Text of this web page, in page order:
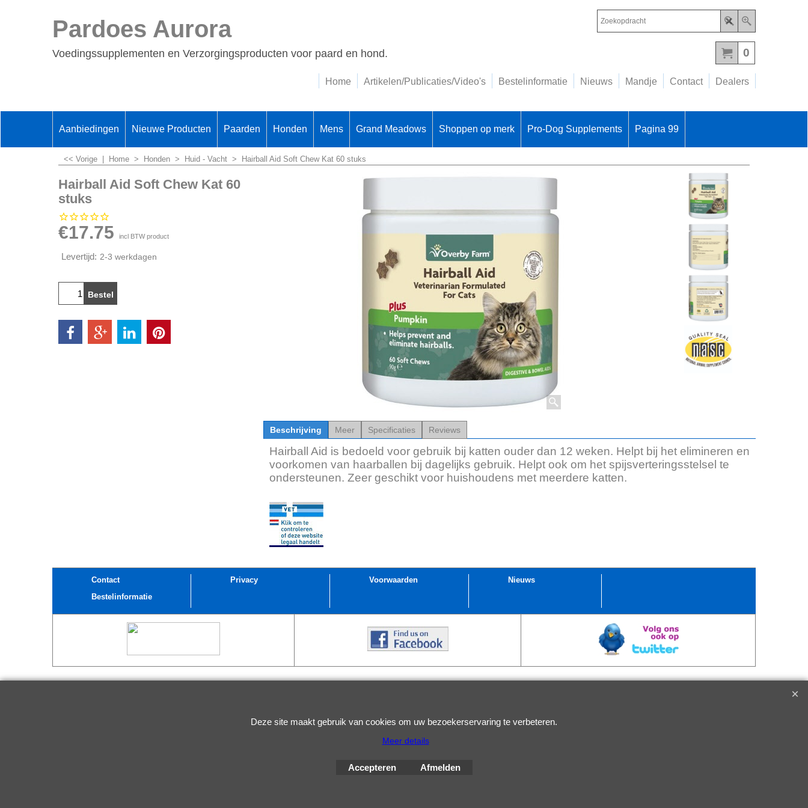
Pardoes Aurora
Voedingssupplementen en Verzorgingsproducten voor paard en hond. 0
Home Artikelen/Publicaties/Video's Bestelinformatie Nieuws Mandje Contact Dealers
Aanbiedingen Nieuwe Producten Paarden Honden Mens Grand Meadows Shoppen op merk Pro-Dog Supplements Pagina 99
<< Vorige Home > Honden > Huid - Vacht > Hairball Aid Soft Chew Kat 60 stuks
Hairball Aid Soft Chew Kat 60
stuks
€17.75 incl BTW product
Levertijd: 2-3 werkdagen
Bestel
Beschrijving Meer Specificaties Reviews
Hairball Aid is bedoeld voor gebruik bij katten ouder dan 12 weken. Helpt bij het elimineren en
voorkomen van haarballen bij dagelijks gebruik. Helpt ook om het spijsverteringsstelsel te
ondersteunen. Zeer geschikt voor huishoudens met meerdere katten.
Contact
Bestelinformatie
Privacy Voorwaarden Nieuws
Deze site maakt gebruik van cookies om uw bezoekerservaring te verbeteren.
Meer details
Accepteren Afmelden